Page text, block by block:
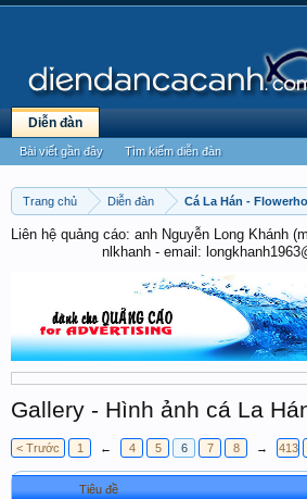
Trang chủ Diễn đàn Cá La Hán -
Liên hệ quảng cáo: anh Nguyễn Long Khánh
nlkhanh - email:
Gallery - Hình ảnh cá La
< Trước 1 ← 4 5 6 7 8 → 413
Tiêu đề
Diễn đàn
Bài viết gần đây Tìm kiếm diễn đàn